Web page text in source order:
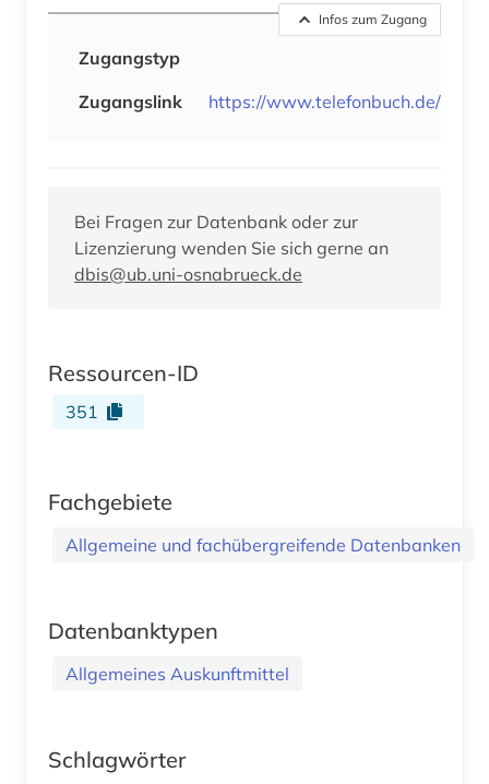
Infos zum Zugang
Zugangstyp
Zugangslink
https://www.telefonbuch.de/
Bei Fragen zur Datenbank oder zur
Lizenzierung wenden Sie sich gerne an
dbis@ub.uni-osnabrueck.de
Ressourcen-ID
351
Fachgebiete
Allgemeine und fachübergreifende Datenbanken
Datenbanktypen
Allgemeines Auskunftmittel
Schlagwörter